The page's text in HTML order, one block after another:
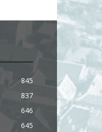
845
837
646
645